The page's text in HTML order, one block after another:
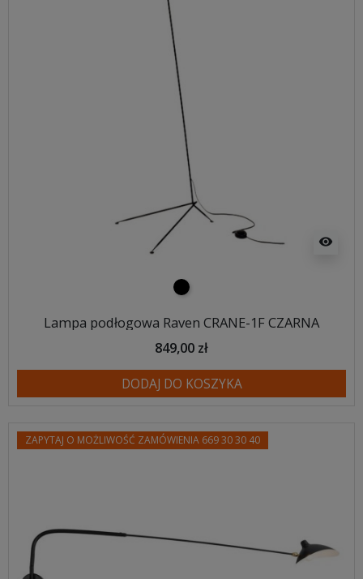
visibility
czarny
Lampa podłogowa Raven CRANE-1F CZARNA
849,00 zł
DODAJ DO KOSZYKA
ZAPYTAJ O MOŻLIWOŚĆ ZAMÓWIENIA 669 30 30 40